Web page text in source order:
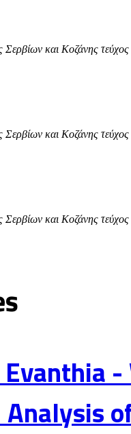
Σερβίων και Κοζάνης
Σερβίων και Κοζάνης
και Κοζάνης